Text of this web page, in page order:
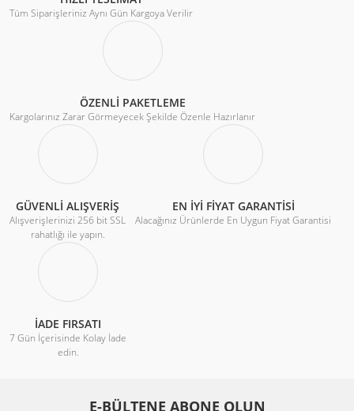
Tüm Siparişleriniz Aynı Gün Kargoya Verilir
ÖZENLİ PAKETLEME
Kargolarınız Zarar Görmeyecek Şekilde Özenle Hazırlanır
GÜVENLİ ALIŞVERİŞ
Alışverişlerinizi 256 bit SSL
rahatlığı ile yapın.
EN İYİ FİYAT GARANTİSİ
Alacağınız Ürünlerde En Uygun Fiyat Garantisi
İADE FIRSATI
7 Gün İçerisinde Kolay İade
edin.
E-BÜLTENE ABONE OLUN